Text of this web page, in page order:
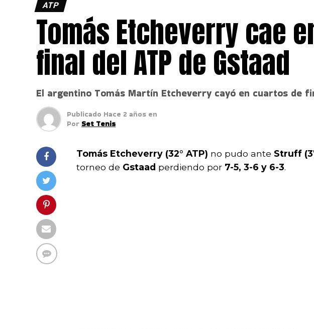
ATP
Tomás Etcheverry cae
final del ATP de Gstaad
El argentino Tomás Martín Etcheverry cayó en cuartos de
Publicado Hace 2 años en
Por Set Tenis
Tomás Etcheverry (32° ATP) no pudo ante Struff
torneo de Gstaad perdiendo por 7-5, 3-6 y 6-3.